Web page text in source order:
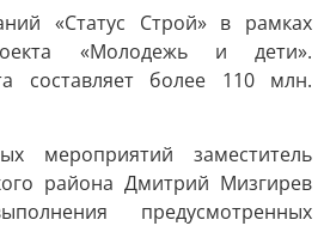
«Статус Строй» в рамках
«Молодежь и дети».
составляет более 110 млн.
мероприятий заместитель
района Дмитрий Мизгирев
предусмотренных